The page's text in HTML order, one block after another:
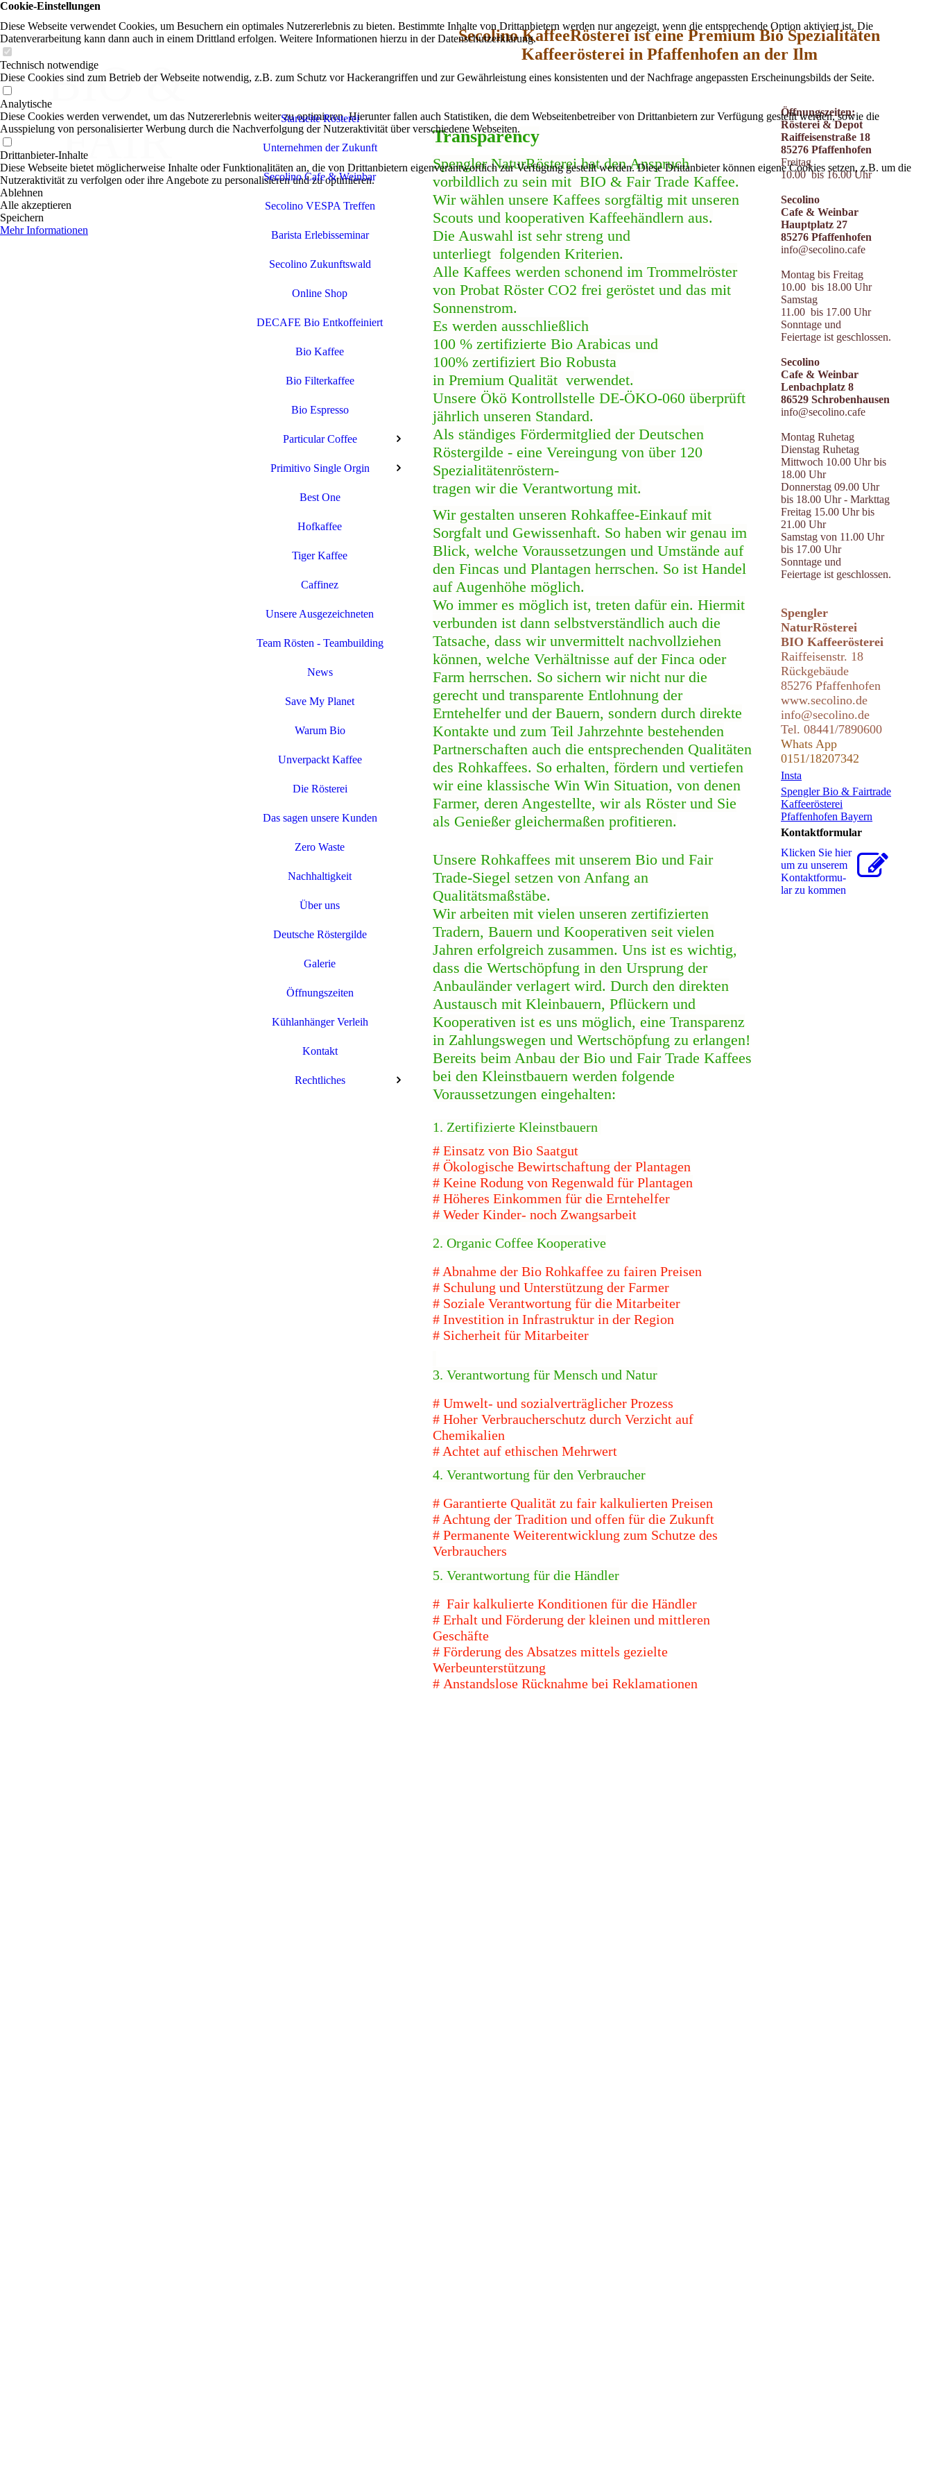
BIO &
FAIR
Startseite Rösterei
Unternehmen der Zukunft
Secolino Cafe & Weinbar
Secolino VESPA Treffen
Barista Erlebisseminar
Secolino Zukunftswald
Online Shop
DECAFE Bio Entkoffeiniert
Bio Kaffee
Bio Filterkaffee
Bio Espresso
Particular Coffee
Primitivo Single Orgin
Best One
Hofkaffee
Tiger Kaffee
Caffinez
Unsere Ausgezeichneten
Team Rösten - Teambuilding
News
Save My Planet
Warum Bio
Unverpackt Kaffee
Die Rösterei
Das sagen unsere Kunden
Zero Waste
Nachhaltigkeit
Über uns
Deutsche Röstergilde
Galerie
Öffnungszeiten
Kühlanhänger Verleih
Kontakt
Rechtliches
Secolino KaffeeRösterei ist eine Premium Bio Spezialitäten
Kaffeerösterei in Pfaffenhofen an der Ilm
Transparency
Spengler NaturRösterei hat den Anspruch
vorbildlich zu sein mit BIO & Fair Trade Kaffee.
Wir wählen unsere Kaffees sorgfältig mit unseren
Scouts und kooperativen Kaffeehändlern aus.
Die Auswahl ist sehr streng und
unterliegt folgenden Kriterien.
Alle Kaffees werden schonend im Trommelröster
von Probat Röster CO2 frei geröstet und das mit
Sonnenstrom.
Es werden ausschließlich
100 % zertifizierte Bio Arabicas und
100% zertifiziert Bio Robusta
in Premium Qualität verwendet.
Unsere Ökö Kontrollstelle DE-ÖKO-060 überprüft
jährlich unseren Standard.
Als ständiges Fördermitglied der Deutschen
Röstergilde - eine Vereingung von über 120
Spezialitätenröstern-
tragen wir die Verantwortung mit.
Wir gestalten unseren Rohkaffee-Einkauf mit
Sorgfalt und Gewissenhaft. So haben wir genau im
Blick, welche Voraussetzungen und Umstände auf
den Fincas und Plantagen herrschen. So ist Handel
auf Augenhöhe möglich.
Wo immer es möglich ist, treten dafür ein. Hiermit
verbunden ist dann selbstverständlich auch die
Tatsache, dass wir unvermittelt nachvollziehen
können, welche Verhältnisse auf der Finca oder
Farm herrschen. So sichern wir nicht nur die
gerecht und transparente Entlohnung der
Erntehelfer und der Bauern, sondern durch direkte
Kontakte und zum Teil Jahrzehnte bestehenden
Partnerschaften auch die entsprechenden Qualitäten
des Rohkaffees. So erhalten, fördern und vertiefen
wir eine klassische Win Win Situation, von denen
Farmer, deren Angestellte, wir als Röster und Sie
als Genießer gleichermaßen profitieren.
Unsere Rohkaffees mit unserem Bio und Fair
Trade-Siegel setzen von Anfang an
Qualitätsmaßstäbe.
Wir arbeiten mit vielen unseren zertifizierten
Tradern, Bauern und Kooperativen seit vielen
Jahren erfolgreich zusammen. Uns ist es wichtig,
dass die Wertschöpfung in den Ursprung der
Anbauländer verlagert wird. Durch den direkten
Austausch mit Kleinbauern, Pflückern und
Kooperativen ist es uns möglich, eine Transparenz
in Zahlungswegen und Wertschöpfung zu erlangen!
Bereits beim Anbau der Bio und Fair Trade Kaffees
bei den Kleinstbauern werden folgende
Voraussetzungen eingehalten:
1. Zertifizierte Kleinstbauern
# Einsatz von Bio Saatgut
# Ökologische Bewirtschaftung der Plantagen
# Keine Rodung von Regenwald für Plantagen
# Höheres Einkommen für die Erntehelfer
# Weder Kinder- noch Zwangsarbeit
2. Organic Coffee Kooperative
# Abnahme der Bio Rohkaffee zu fairen Preisen
# Schulung und Unterstützung der Farmer
# Soziale Verantwortung für die Mitarbeiter
# Investition in Infrastruktur in der Region
# Sicherheit für Mitarbeiter
3. Verantwortung für Mensch und Natur
# Umwelt- und sozialverträglicher Prozess
# Hoher Verbraucherschutz durch Verzicht auf
Chemikalien
# Achtet auf ethischen Mehrwert
4. Verantwortung für den Verbraucher
# Garantierte Qualität zu fair kalkulierten Preisen
# Achtung der Tradition und offen für die Zukunft
# Permanente Weiterentwicklung zum Schutze des
Verbrauchers
5. Verantwortung für die Händler
# Fair kalkulierte Konditionen für die Händler
# Erhalt und Förderung der kleinen und mittleren
Geschäfte
# Förderung des Absatzes mittels gezielte
Werbeunterstützung
# Anstandslose Rücknahme bei Reklamationen
Öffnungszeiten:
Rösterei & Depot
Raiffeisenstraße 18
85276 Pfaffenhofen
Freitag
10.00 bis 16.00 Uhr
Secolino
Cafe & Weinbar
Hauptplatz 27
85276 Pfaffenhofen
info@secolino.cafe
Montag bis Freitag
10.00 bis 18.00 Uhr
Samstag
11.00 bis 17.00 Uhr
Sonntage und
Feiertage ist geschlossen.
Secolino
Cafe & Weinbar
Lenbachplatz 8
86529 Schrobenhausen
info@secolino.cafe
Montag Ruhetag
Dienstag Ruhetag
Mittwoch 10.00 Uhr bis
18.00 Uhr
Donnerstag 09.00 Uhr
bis 18.00 Uhr - Markttag
Freitag 15.00 Uhr bis
21.00 Uhr
Samstag von 11.00 Uhr
bis 17.00 Uhr
Sonntage und
Feiertage ist geschlossen.
Spengler
NaturRösterei
BIO Kaffeerösterei
Raiffeisenstr. 18
Rückgebäude
85276 Pfaffenhofen
www.secolino.de
info@secolino.de
Tel. 08441/7890600
Whats App
0151/18207342
Insta
Spengler Bio & Fairtrade
Kaffeerösterei
Pfaffenhofen Bayern
Kontaktformular
Klicken Sie hier
um zu unserem
Kon­takt­for­mu­
lar zu kommen
Cookie-Einstellungen
Diese Webseite verwendet Cookies, um Besuchern ein optimales Nutzererlebnis zu bieten. Bestimmte Inhalte von Drittanbietern werden nur angezeigt, wenn die entsprechende Option aktiviert ist. Die
Datenverarbeitung kann dann auch in einem Drittland erfolgen. Weitere Informationen hierzu in der Datenschutzerklärung.
Technisch notwendige
Diese Cookies sind zum Betrieb der Webseite notwendig, z.B. zum Schutz vor Hackerangriffen und zur Gewährleistung eines konsistenten und der Nachfrage angepassten Erscheinungsbilds der Seite.
Analytische
Diese Cookies werden verwendet, um das Nutzererlebnis weiter zu optimieren. Hierunter fallen auch Statistiken, die dem Webseitenbetreiber von Drittanbietern zur Verfügung gestellt werden, sowie die
Ausspielung von personalisierter Werbung durch die Nachverfolgung der Nutzeraktivität über verschiedene Webseiten.
Drittanbieter-Inhalte
Diese Webseite bietet möglicherweise Inhalte oder Funktionalitäten an, die von Drittanbietern eigenverantwortlich zur Verfügung gestellt werden. Diese Drittanbieter können eigene Cookies setzen, z.B. um die
Nutzeraktivität zu verfolgen oder ihre Angebote zu personalisieren und zu optimieren.
Ablehnen
Alle akzeptieren
Speichern
Mehr Informationen